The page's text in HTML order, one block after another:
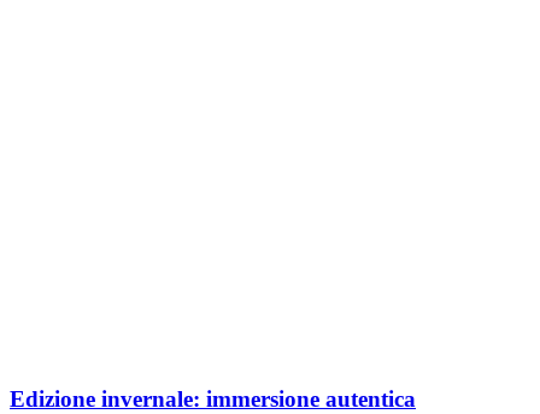
Edizione invernale: immersione autentica